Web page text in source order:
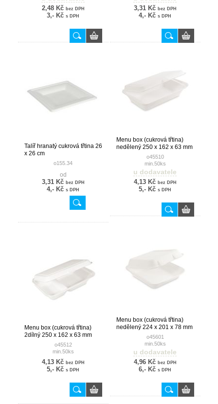
2,48 Kč bez DPH
3,- Kč s DPH
3,31 Kč bez DPH
4,- Kč s DPH
Talíř hranatý cukrová třtina 26
x 26 cm
o155.34
od
3,31 Kč bez DPH
4,- Kč s DPH
Menu box (cukrová třtina)
nedělený 250 x 162 x 63 mm
o45510
min.50ks
u dodavatele
4,13 Kč bez DPH
5,- Kč s DPH
Menu box (cukrová třtina)
2dílný 250 x 162 x 63 mm
o45512
min.50ks
4,13 Kč bez DPH
5,- Kč s DPH
Menu box (cukrová třtina)
nedělený 224 x 201 x 78 mm
o45601
min.50ks
u dodavatele
4,96 Kč bez DPH
6,- Kč s DPH